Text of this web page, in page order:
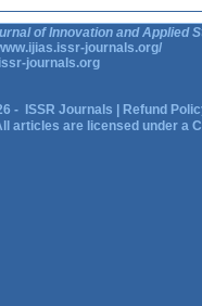
of Innovation and Applied
journals.org/
journals.org
- ISSR Journals
Refund
articles are licensed under a